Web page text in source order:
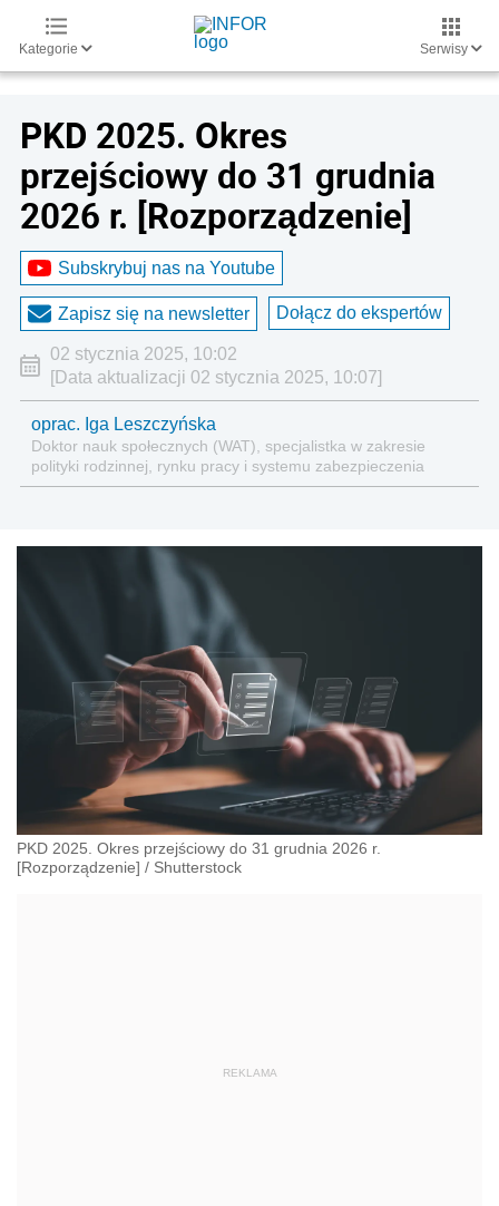
Kategorie Serwisy
​PKD 2025. Okres
przejściowy do 31 grudnia
2026 r. [Rozporządzenie]
Subskrybuj nas na Youtube
Zapisz się na newsletter Dołącz do ekspertów
02 stycznia 2025, 10:02
[Data aktualizacji 02 stycznia 2025, 10:07]
oprac. Iga Leszczyńska
Doktor nauk społecznych (WAT), specjalistka w zakresie
polityki rodzinnej, rynku pracy i systemu zabezpieczenia
społecznego.
​PKD 2025. Okres przejściowy do 31 grudnia 2026 r.
[Rozporządzenie] / Shutterstock